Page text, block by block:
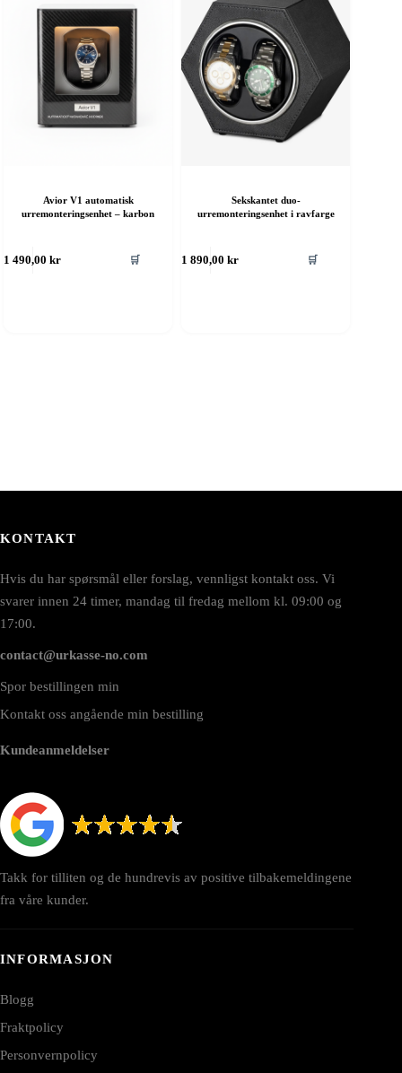
Avior V1 automatisk
urremonteringsenhet – karbon
1 490,00kr 🛒
Sekskantet duo-
urremonteringsenhet i ravfarge
1 890,00kr 🛒
KONTAKT
Hvis du har spørsmål eller forslag, vennligst kontakt oss. Vi
svarer innen 24 timer, mandag til fredag mellom kl. 09:00 og
17:00.
contact@urkasse-no.com
Spor bestillingen min
Kontakt oss angående min bestilling
Kundeanmeldelser
Takk for tilliten og de hundrevis av positive tilbakemeldingene
fra våre kunder.
INFORMASJON
Blogg
Fraktpolicy
Personvernpolicy